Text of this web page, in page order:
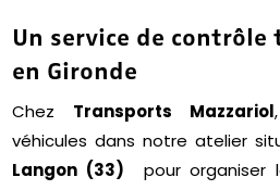
Un service de
en Gironde
Chez Transports Mazzariol
véhicules dans notre atelier
Langon (33) pour organiser